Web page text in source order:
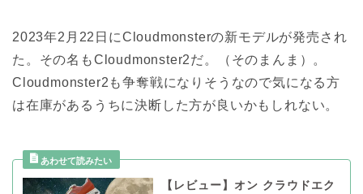
2023年2月22日にCloudmonsterの新モデルが発売され
た。その名もCloudmonster2だ。（そのまんま）。
Cloudmonster2も争奪戦になりそうなので気になる方
は在庫があるうちに決断した方が良いかもしれない。
【レビュー】オン クラウドエク